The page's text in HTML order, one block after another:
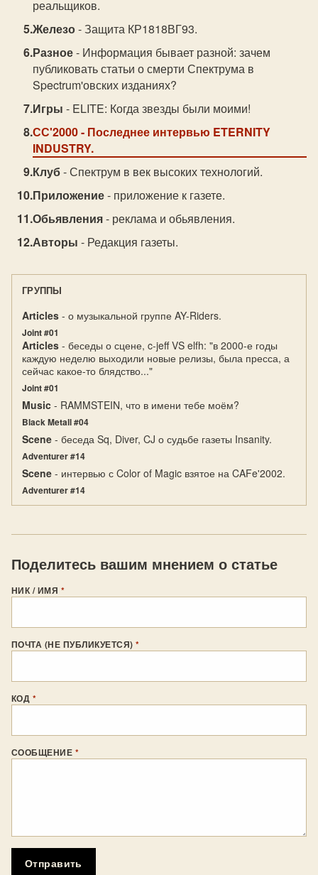
реальщиков.
Железо- Защита КР1818ВГ93.
Разное- Информация бывает разной: зачем
публиковать статьи о смерти Спектрума в
Spectrum'овских изданиях?
Игры - ELITE: Когда звезды были моими!
СС'2000- Последнее интервью ETERNITY
INDUSTRY.
Клуб- Спектрум в век высоких технологий.
Приложение- приложение к газете.
Обьявления- реклама и обьявления.
Авторы - Редакция газеты.
ГРУППЫ
Articles - о музыкальной группе AY-Riders.
Joint #01
Articles - беседы о сцене, c-jeff VS elfh: "в 2000-е годы
каждую неделю выходили новые релизы, была пресса, а
сейчас какое-то блядство..."
Joint #01
Music - RAMMSTEIN, что в имени тебе моём?
Black Metall #04
Scene - беседа Sq, Diver, CJ о судьбе газеты Insanity.
Adventurer #14
Scene - интервью с Color of Magic взятое на CAFe'2002.
Adventurer #14
Поделитесь вашим мнением о статье
НИК / ИМЯ *
ПОЧТА (НЕ ПУБЛИКУЕТСЯ)*
КОД *
СООБЩЕНИЕ *
Отправить